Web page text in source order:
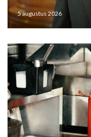
5 augustus 2026